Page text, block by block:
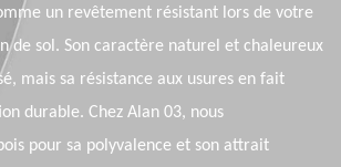
un revêtement résistant lors de votre
de sol. Son caractère naturel et chaleureux
mais sa résistance aux usures en fait
durable. Chez Alan 03, nous
pour sa polyvalence et son attrait